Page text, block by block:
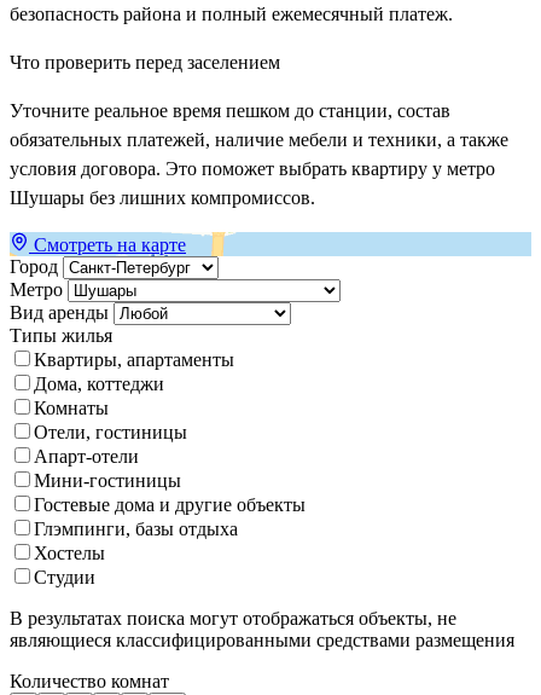
безопасность района и полный ежемесячный платеж.
Что проверить перед заселением
Уточните реальное время пешком до станции, состав
обязательных платежей, наличие мебели и техники, а также
условия договора. Это поможет выбрать квартиру у метро
Шушары без лишних компромиссов.
Смотреть на карте
Город
Метро
Вид аренды
Типы жилья
Квартиры, апартаменты
Дома, коттеджи
Комнаты
Отели, гостиницы
Апарт-отели
Мини-гостиницы
Гостевые дома и другие объекты
Глэмпинги, базы отдыха
Хостелы
Студии
В результатах поиска могут отображаться объекты, не
являющиеся классифицированными средствами размещения
Количество комнат